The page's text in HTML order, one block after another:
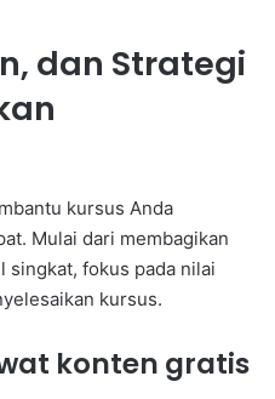
dan Strategi
kursus Anda
Mulai dari membagikan
singkat, fokus pada nilai
kursus.
konten gratis